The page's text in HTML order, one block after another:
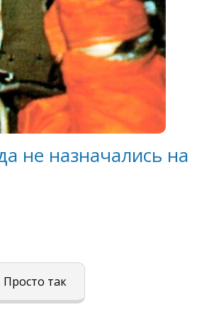
не назначались на
Просто так